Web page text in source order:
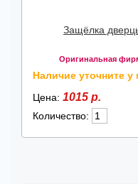
Защёлка
Оригинальная
Наличие уточните у
Цена: 1015 р.
Количество: